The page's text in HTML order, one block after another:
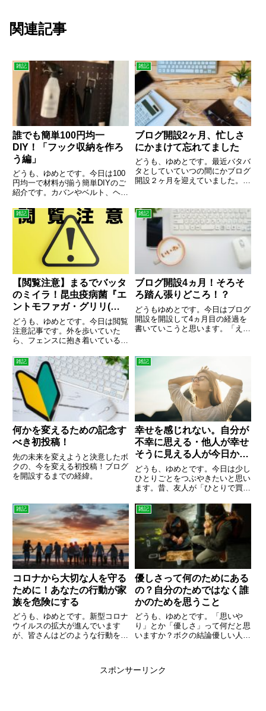
関連記事
雑記
誰でも簡単100円均一
DIY！「フック収納を作ろ
う編」
どうも、ゆめとです。今日は100
円均一で材料が揃う簡単DIYのご
紹介です。カバンやベルト、ヘッ
ものがある方は是非参考にしてみ
てください。高い道具や材料を買
ってするのはちょっと面倒う！と
いう方にオススメ100円均...
雑記
ブログ開設2ヶ月、忙しさ
にかまけて忘れてました
どうも、ゆめとです。最近バタバ
タとしていていつの間にかブログ
開設２ヶ月を迎えていました。そ
ブログ更新が疎かになっています
がまだまだ続けていきたいと思っ
ています。あとは正直な本音を
雑記
【閲覧注意】まるでバッタ
のミイラ！昆虫疫病菌『エ
ントモファガ・グリリ(バ
ッタカビ)』
どうも、ゆめとです。今日は閲覧
注意記事です。外を歩いていた
ら、フェンスに抱き着いているシ
のですがこれが何やら様子が変
で・・・今日はそんなお話。ある
晴れた日。ふと田んぼの周りに張
られたフェンスを眺めると、フェ
ンス...
雑記
ブログ開設4ヵ月！そろそ
ろ踏ん張りどころ！？
どうもゆめとです。今日はブログ
開設を開設して4ヵ月目の経過を
書いていこうと思います。「え？
ていきます。副収入を夢見て始め
たこのブログも4ヵ月目に入りま
した。何もわからないボクなり
雑記
何かを変えるための記念す
べき初投稿！
先の未来を変えようと決意したボ
クの、今を変える初投稿！ブログ
を開設するまでの経緯。
雑記
幸せを感じれない。自分が
不幸に思える・他人が幸せ
そうに見える人が今日から
変わる方法
どうも、ゆめとです。今日は少し
ひとりごとをつぶやきたいと思い
ます。昔、友人が「ひとりで買い
える」とつぶやいていました。そ
の時、友人はいろいろと落ち込ん
でいたんだと思いますが。同じよ
うに辛く、希望が持てない人に
こ...
雑記
コロナから大切な人を守る
ために！あなたの行動が家
族を危険にする
どうも、ゆめとです。新型コロナ
ウイルスの拡大が進んでいます
が、皆さんはどのような行動をし
は山陰地方に住んでいます。
雑記
優しさって何のためにある
の？自分のためではなく誰
かのためを思うこと
どうも、ゆめとです。「思いや
り」とか「優しさ」って何だと思
いますか？ボクの結論優しい人を
よ」っていう話をします。困って
スポンサーリンク